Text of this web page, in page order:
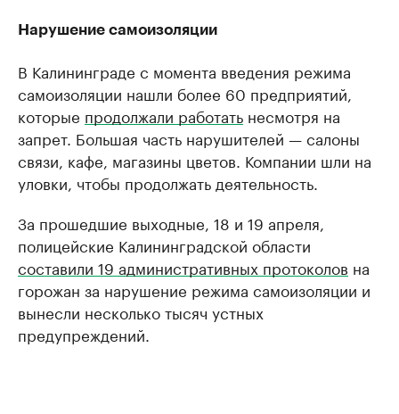
Нарушение самоизоляции
В Калининграде с момента введения режима
самоизоляции нашли более 60 предприятий,
которые продолжали работать несмотря на
запрет. Большая часть нарушителей — салоны
связи, кафе, магазины цветов. Компании шли на
уловки, чтобы продолжать деятельность.
За прошедшие выходные, 18 и 19 апреля,
полицейские Калининградской области
составили 19 административных протоколов на
горожан за нарушение режима самоизоляции и
вынесли несколько тысяч устных
предупреждений.